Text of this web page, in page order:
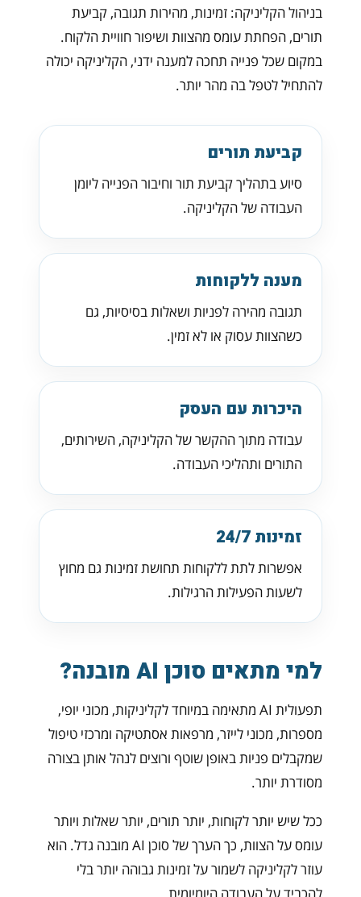
בניהול הקליניקה: זמינות, מהירות תגובה, קביעת
תורים, הפחתת עומס מהצוות ושיפור חוויית הלקוח.
במקום שכל פנייה תחכה למענה ידני, הקליניקה יכולה
להתחיל לטפל בה מהר יותר.
קביעת תורים
סיוע בתהליך קביעת תור וחיבור הפנייה ליומן
העבודה של הקליניקה.
מענה ללקוחות
תגובה מהירה לפניות ושאלות בסיסיות, גם
כשהצוות עסוק או לא זמין.
היכרות עם העסק
עבודה מתוך ההקשר של הקליניקה, השירותים,
התורים ותהליכי העבודה.
זמינות 24/7
אפשרות לתת ללקוחות תחושת זמינות גם מחוץ
לשעות הפעילות הרגילות.
למי מתאים סוכן AI מובנה?
תפעולית AI מתאימה במיוחד לקליניקות, מכוני יופי,
מספרות, מכוני לייזר, מרפאות אסתטיקה ומרכזי טיפול
שמקבלים פניות באופן שוטף ורוצים לנהל אותן בצורה
מסודרת יותר.
ככל שיש יותר לקוחות, יותר תורים, יותר שאלות ויותר
עומס על הצוות, כך הערך של סוכן AI מובנה גדל. הוא
עוזר לקליניקה לשמור על זמינות גבוהה יותר בלי